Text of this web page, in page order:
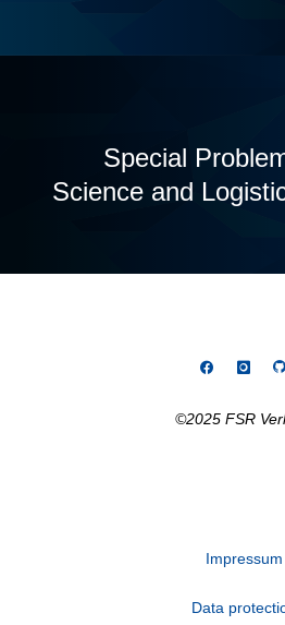
Special
Science and
©2025 FSR
Impressum
Data